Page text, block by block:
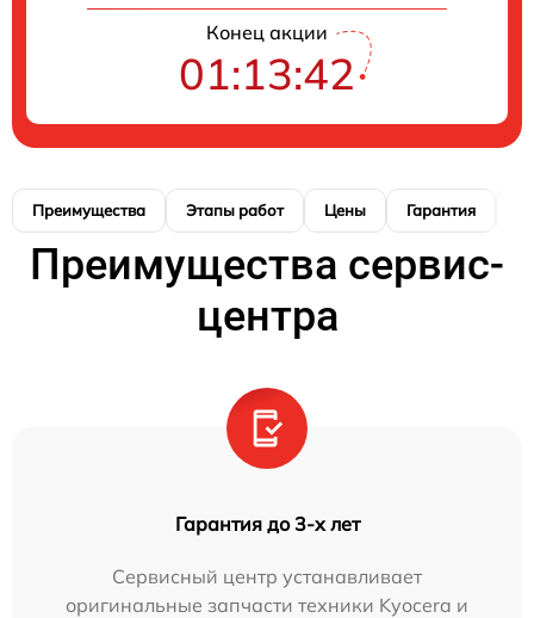
Конец акции
01:13:41
Преимущества Этапы работ Цены Гарантия
Преимущества сервис-
центра
Гарантия до 3-х лет
Сервисный центр устанавливает
оригинальные запчасти техники Kyocera и